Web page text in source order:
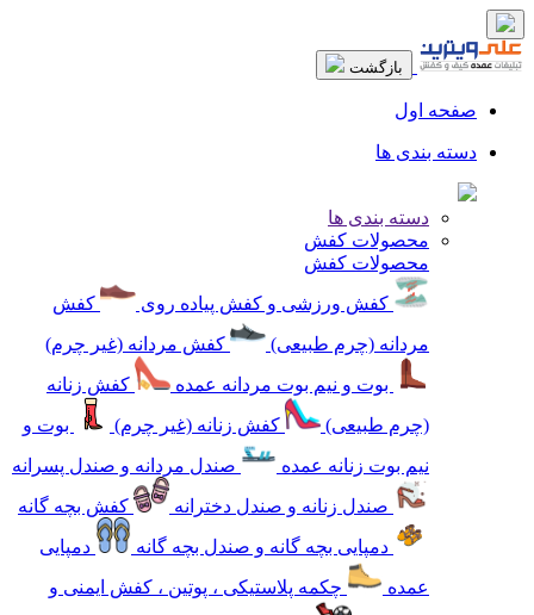
بازگشت
صفحه اول
دسته بندی ها
دسته بندی ها
محصولات کفش
محصولات کفش
کفش ورزشی و کفش پیاده روی
کفش
مردانه (چرم طبیعی)
کفش مردانه (غیر چرم)
بوت و نیم بوت مردانه عمده
کفش زنانه
(چرم طبیعی)
کفش زنانه (غیر چرم)
بوت و
نیم بوت زنانه عمده
صندل مردانه و صندل پسرانه
صندل زنانه و صندل دخترانه
کفش بچه گانه
دمپایی بچه گانه و صندل بچه گانه
دمپایی
عمده
چکمه پلاستیکی ، پوتین ، کفش ایمنی و